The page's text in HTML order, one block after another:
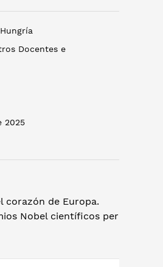
Docentes e
2025
corazón de Europa.
Nobel científicos per